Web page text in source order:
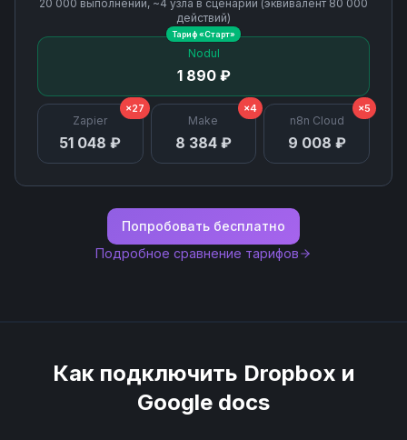
20 000 выполнений, ~4 узла в сценарии (эквивалент 80 000
действий)
Nodul
1 890 ₽
Тариф «Старт»
Zapier
51 048 ₽
×27
Make
8 384 ₽
×4
n8n Cloud
9 008 ₽
×5
Попробовать бесплатно
Подробное сравнение тарифов
Как подключить Dropbox и
Google docs